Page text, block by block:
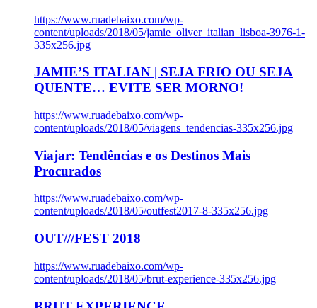
https://www.ruadebaixo.com/wp-
content/uploads/2018/05/jamie_oliver_italian_lisboa-3976-1-
335x256.jpg
JAMIE’S ITALIAN | SEJA FRIO OU SEJA
QUENTE… EVITE SER MORNO!
https://www.ruadebaixo.com/wp-
content/uploads/2018/05/viagens_tendencias-335x256.jpg
Viajar: Tendências e os Destinos Mais
Procurados
https://www.ruadebaixo.com/wp-
content/uploads/2018/05/outfest2017-8-335x256.jpg
OUT///FEST 2018
https://www.ruadebaixo.com/wp-
content/uploads/2018/05/brut-experience-335x256.jpg